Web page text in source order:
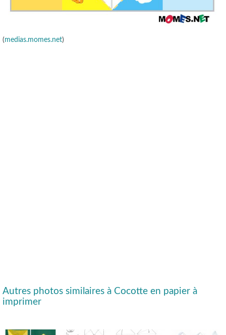
(medias.momes.net)
Autres photos similaires à Cocotte en papier à
imprimer